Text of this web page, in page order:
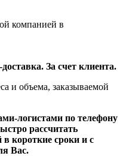
компанией в
За счет клиента.
и объема, заказываемой
логистами по телефону
рассчитать
в короткие сроки и с
Вас.